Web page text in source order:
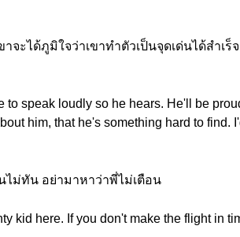
จะได้ภูมิใจว่าเขาทำตัวเป็นจุดเด่นได้สำเ
speak loudly so he hears. He'll be
him, that he's something hard to find.
ไม่ทัน อย่ามาหาว่าพี่ไม่เตือน
kid here. If you don't make the flight in